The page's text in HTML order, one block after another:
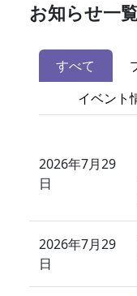
お知らせ一
すべて
イベント
2026年7月29
日
2026年7月29
日